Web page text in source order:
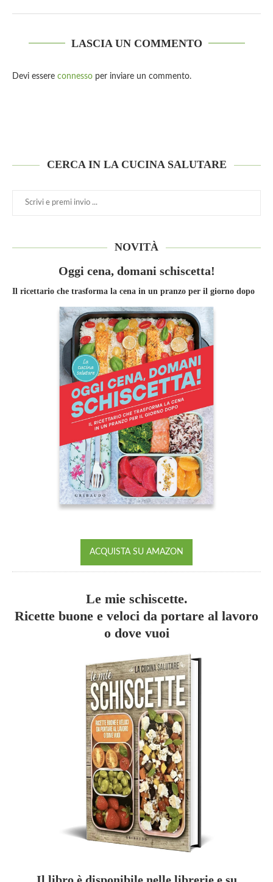
LASCIA UN COMMENTO
Devi essere connesso per inviare un commento.
CERCA IN LA CUCINA SALUTARE
NOVITÀ
Oggi cena, domani schiscetta!
Il ricettario che trasforma la cena in un pranzo per il giorno dopo
ACQUISTA SU AMAZON
Le mie schiscette.
Ricette buone e veloci da portare al lavoro
o dove vuoi